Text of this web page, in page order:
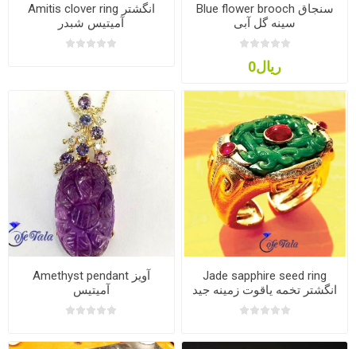
Amitis clover ring انگشتر
آمیتیس شبدر
Blue flower brooch سنجاق
سینه گل آبی
ریال0
Amethyst pendant آویز
آمیتیس
Jade sapphire seed ring
انگشتر تخمه یاقوت زمینه جید